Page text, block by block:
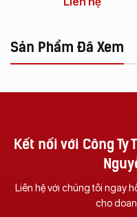
Sản Phẩm Đã Xem
Kết nối với Công Ty
Liên hệ với chúng tôi ngay
cho